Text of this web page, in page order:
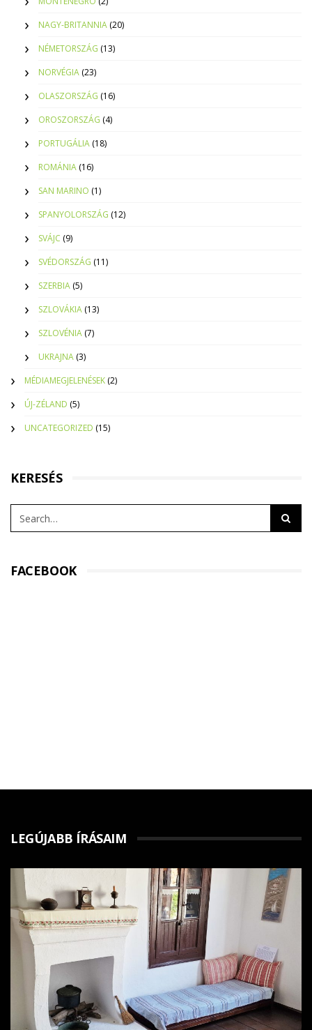
NAGY-BRITANNIA (20)
NÉMETORSZÁG (13)
NORVÉGIA (23)
OLASZORSZÁG (16)
OROSZORSZÁG (4)
PORTUGÁLIA (18)
ROMÁNIA (16)
SAN MARINO (1)
SPANYOLORSZÁG (12)
SVÁJC (9)
SVÉDORSZÁG (11)
SZERBIA (5)
SZLOVÁKIA (13)
SZLOVÉNIA (7)
UKRAJNA (3)
MÉDIAMEGJELENÉSEK (2)
ÚJ-ZÉLAND (5)
UNCATEGORIZED (15)
KERESÉS
FACEBOOK
LEGÚJABB ÍRÁSAIM